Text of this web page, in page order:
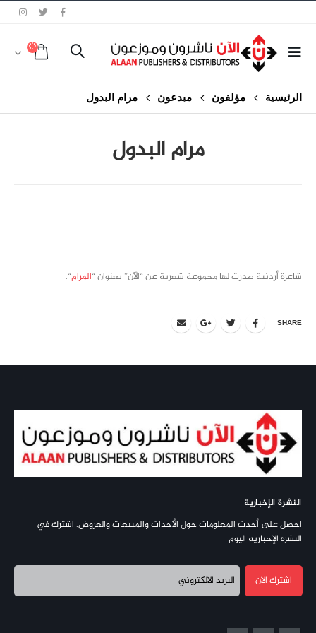
الرئيسية مؤلفون مبدعون مرام البدول
مرام البدول
شاعرة أردنية صدرت لها مجموعة شعرية عن “الآن” بعنوان “المرام“.
SHARE
النشرة الإخبارية
احصل على أحدث المعلومات حول الأحداث والمبيعات والعروض. اشترك في
النشرة الإخبارية اليوم